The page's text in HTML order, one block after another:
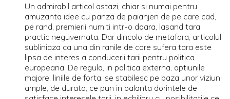
Un admirabil articol astazi, chiar si numai pentru
amuzanta idee cu panza de paianjen de pe care cad,
pe rand, premierii numiti intr-o doara, lasand tara
practic neguvernata. Dar dincolo de metafora, articolul
subliniaza ca una din ranile de care sufera tara este
lipsa de interes a conducerii tarii pentru politica
europeana. De regula, in politica externa, optiunile
majore, liniile de forta, se stabilesc pe baza unor viziuni
ample, de durata, ce pun in balanta dorintele de